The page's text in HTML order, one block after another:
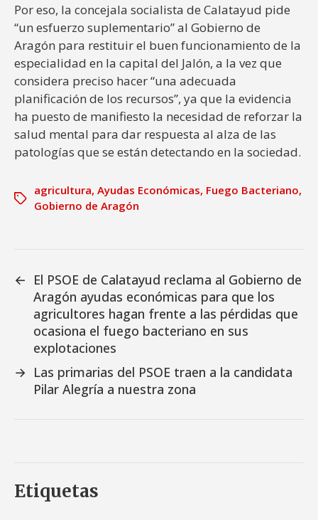
Por eso, la concejala socialista de Calatayud pide
“un esfuerzo suplementario” al Gobierno de
Aragón para restituir el buen funcionamiento de la
especialidad en la capital del Jalón, a la vez que
considera preciso hacer “una adecuada
planificación de los recursos”, ya que la evidencia
ha puesto de manifiesto la necesidad de reforzar la
salud mental para dar respuesta al alza de las
patologías que se están detectando en la sociedad.
agricultura, Ayudas Económicas, Fuego Bacteriano,
Gobierno de Aragón
← El PSOE de Calatayud reclama al Gobierno de
Aragón ayudas económicas para que los
agricultores hagan frente a las pérdidas que
ocasiona el fuego bacteriano en sus
explotaciones
→ Las primarias del PSOE traen a la candidata
Pilar Alegría a nuestra zona
Etiquetas